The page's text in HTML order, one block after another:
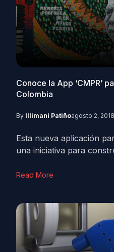
Conoce la App ‘CMPR’
Colombia
By Illimani Patiñoagosto 2, 2018
Esta nueva aplicación
una iniciativa para
Read More